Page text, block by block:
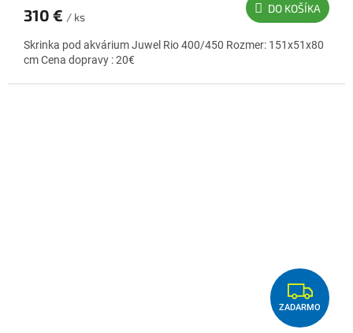
310 € / ks
DO KOŠÍKA
Skrinka pod akvárium Juwel Rio 400/450 Rozmer: 151x51x80
cm Cena dopravy : 20€
Z
A
ZADARMO